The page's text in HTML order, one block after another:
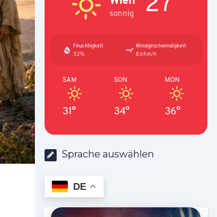
sonnig
Feuchtigkeit
32%
Windgeschwindigkeit
8.6Km/h
SAM
31°
SON
34°
MON
36°
Sprache auswählen
DE